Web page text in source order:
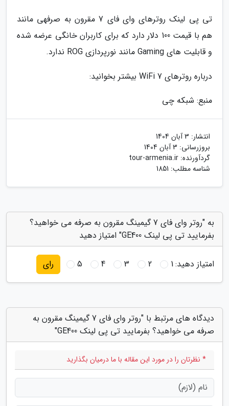
تی پی لینک روترهای وای فای 7 مقرون به صرفهی مانند
هم با قیمت 100 دلار دارد که برای کاربران خانگی عرضه شده
و قابلیت های Gaming مانند نورپردازی ROG ندارد.
درباره روترهای WiFi 7 بیشتر بخوانید:
منبع: شبکه چی
انتشار: 3 آبان 1404
بروزرسانی: 3 آبان 1404
گردآورنده: tour-armenia.ir
شناسه مطلب: 1851
به "روتر وای فای 7 گیمینگ مقرون به صرفه می خواهید؟
بفرمایید تی پی لینک GE400" امتیاز دهید
امتیاز دهید:1
2
3
4
5 رای
دیدگاه های مرتبط با "روتر وای فای 7 گیمینگ مقرون به
صرفه می خواهید؟ بفرمایید تی پی لینک GE400"
* نظرتان را در مورد این مقاله با ما درمیان بگذارید